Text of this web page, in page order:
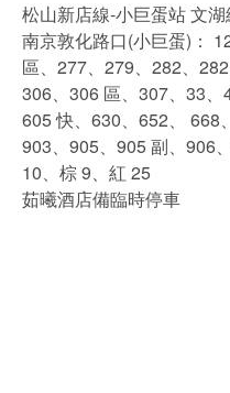
松山新店線-小巨蛋站 文
南京敦化路口(小巨蛋)：
區、277、279、282、
306、306 區、307、33、
605 快、630、652、 668
903、905、905 副、906
10、棕 9、紅 25
茹曦酒店備臨時停車